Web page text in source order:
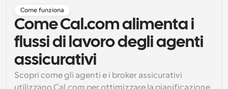
Programmazione potenziata con chiamate
supportate dall'IA
Flussi di lavoro
Automatizzare la pianificazione e i promemoria
Blog
Rimani aggiornato con le ultime notizie e aggiornamenti
Come funziona
Come Cal.com alimenta i
flussi di lavoro degli agenti
assicurativi
Scopri come gli agenti e i broker assicurativi